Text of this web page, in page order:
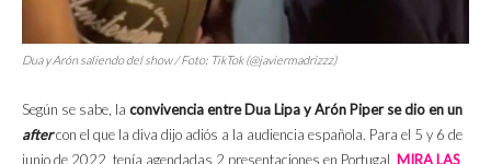
Dua y Arón saliendo delshow/ Foto: TikTok (@javiermadrizzz)
Según se sabe, la convivencia entre Dua Lipa y Arón Piper se dio en un
aftercon el que la diva dijo adiós a la audiencia española. Para el 5 y 6 de
junio de 2022, tenía agendadas 2 presentaciones en Portugal. MIRA LAS